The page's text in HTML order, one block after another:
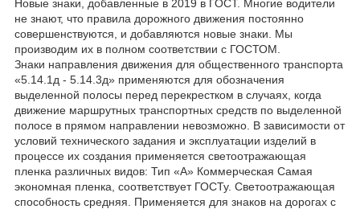
Новые знаки, добавленные в 2019 в ГОСТ. Многие водители
не знают, что правила дорожного движения постоянно
совершенствуются, и добавляются новые знаки. Мы
производим их в полном соответствии с ГОСТОМ.
Знаки направления движения для общественного транспорта
«5.14.1д - 5.14.3д» применяются для обозначения
выделенной полосы перед перекрестком в случаях, когда
движение маршрутных транспортных средств по выделенной
полосе в прямом направлении невозможно. В зависимости от
условий технического задания и эксплуатации изделий в
процессе их создания применяется светоотражающая
пленка различных видов: Тип «А» Коммерческая Самая
экономная пленка, соответствует ГОСТу. Светоотражающая
способность средняя. Применяется для знаков на дорогах с